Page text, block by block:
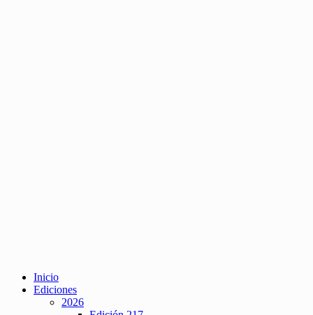
Inicio
Ediciones
2026